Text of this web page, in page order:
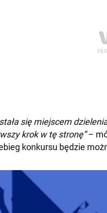
się miejscem
krok w tę stronę”–
konkursu będzie